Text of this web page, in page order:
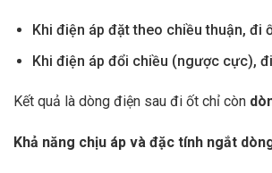
Khi điện áp đặt theo chiều thuận,
Khi điện áp đổi chiều (ngược cực),
Kết quả là dòng điện sau đi ốt chỉ còn
Khả năng chịu áp và đặc tính ngắt